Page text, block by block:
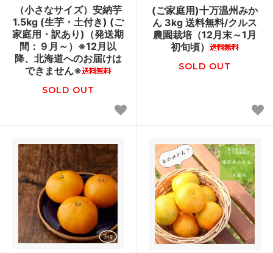
（小さなサイズ）安納芋
1.5kg (生芋・土付き) (ご
家庭用・訳あり)（発送期
間：９月～）※12月以
降、北海道へのお届けは
できません※
SOLD OUT
(ご家庭用)十万温州みか
ん 3kg 送料無料/クルス
農園栽培（12月末～1月
初旬頃）
SOLD OUT